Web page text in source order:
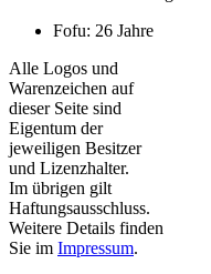
Fofu: 26 Jahre
Alle Logos und
Warenzeichen auf
dieser Seite sind
Eigentum der
jeweiligen Besitzer
und Lizenzhalter.
Im übrigen gilt
Haftungsausschluss.
Weitere Details finden
Sie im Impressum.